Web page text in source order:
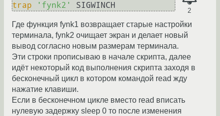
2
trap
'fynk2'
Где функция fynk1 возвращает старые настройки
терминала, fynk2 очищает экран и делает новый
вывод согласно новым размерам терминала.
Эти строки прописываю в начале скрипта, далее
идёт некоторый код выполнения скрипта заходя в
бесконечный цикл в котором командой read жду
нажатие клавиши.
Если в бесконечном цикле вместо read вписать
нулевую задержку sleep 0 то после изменения